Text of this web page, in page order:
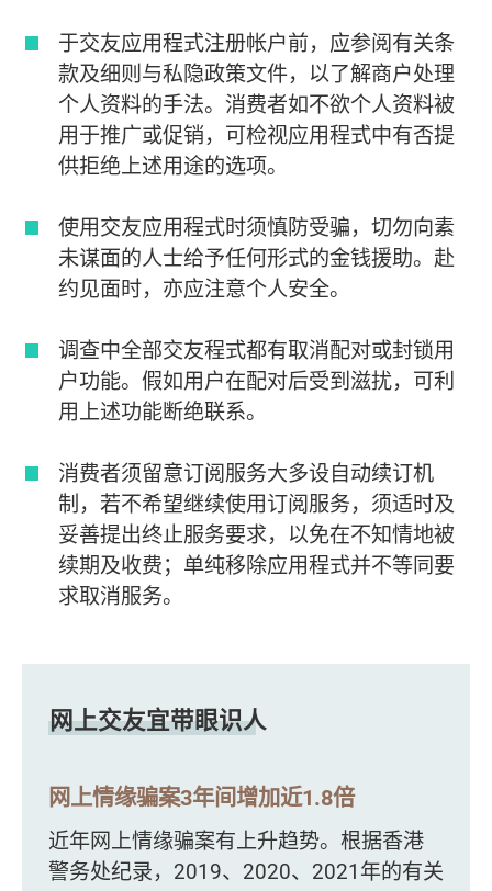
于交友应用程式注册帐户前，应参阅有关条
款及细则与私隐政策文件，以了解商户处理
个人资料的手法。消费者如不欲个人资料被
用于推广或促销，可检视应用程式中有否提
供拒绝上述用途的选项。
使用交友应用程式时须慎防受骗，切勿向素
未谋面的人士给予任何形式的金钱援助。赴
约见面时，亦应注意个人安全。
调查中全部交友程式都有取消配对或封锁用
户功能。假如用户在配对后受到滋扰，可利
用上述功能断绝联系。
消费者须留意订阅服务大多设自动续订机
制，若不希望继续使用订阅服务，须适时及
妥善提出终止服务要求，以免在不知情地被
续期及收费；单纯移除应用程式并不等同要
求取消服务。
网上交友宜带眼识人
网上情缘骗案3年间增加近1.8倍
近年网上情缘骗案有上升趋势。根据香港
警务处纪录，2019、2020、2021年的有关